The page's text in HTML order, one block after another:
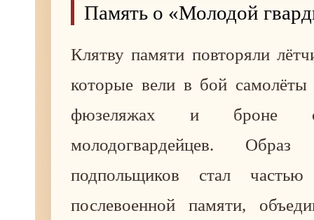
Память о «Молодой
Клятву памяти повторяли
которые вели в бой
фюзеляжах и броне
молодогвардейцев. Образ
подпольщиков стал
послевоенной памяти,